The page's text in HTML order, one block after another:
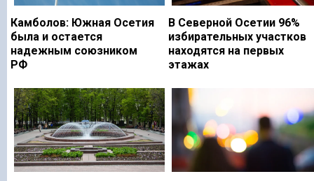
Камболов: Южная Осетия
была и остается
надежным союзником
РФ
В Северной Осетии 96%
избирательных участков
находятся на первых
этажах